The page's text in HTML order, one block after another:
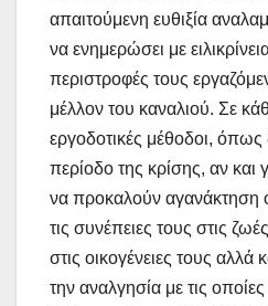
απαιτούμενη ευθιξία
να ενημερώσει με
περιστροφές τους
μέλλον του καναλιού. Σε
εργοδοτικές μέθοδοι,
περίοδο της κρίσης, αν
να προκαλούν αγανάκτηση
τις συνέπειες τους στις
στις οικογένειες τους αλλά
την αναλγησία με τις